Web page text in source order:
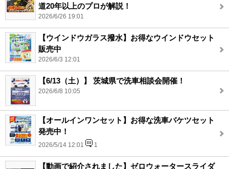
道20年以上のプロが解説！
2026/6/26 19:01
【ウインドウガラス撥水】お得なウインドウセット
販売中
2026/6/3 12:01
【6/13（土）】 茨城県で洗車相談会開催！
2026/6/8 10:05
【オールインワンセット】お得な洗車バケツセット
発売中！
2026/5/14 12:01 1
【動画で紹介されました】ゼロウォータースライダ